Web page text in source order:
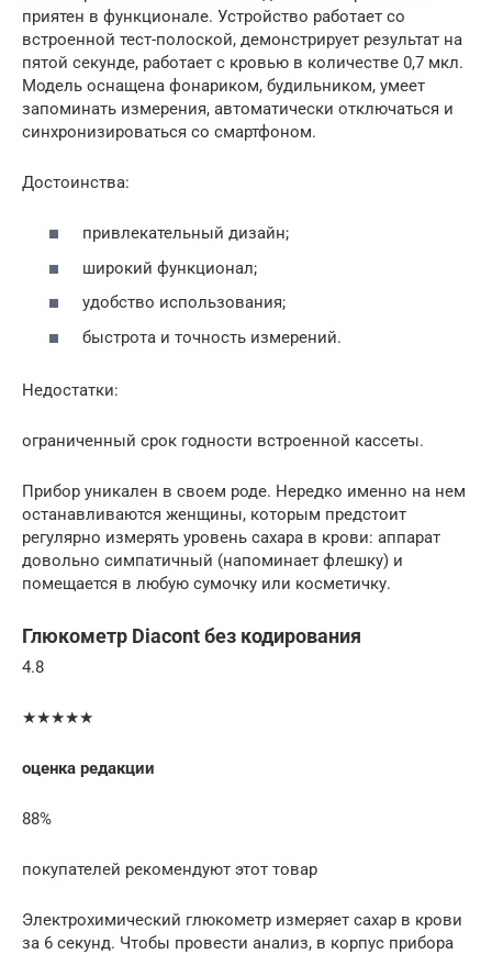
приятен в функционале. Устройство работает со
встроенной тест-полоской, демонстрирует результат на
пятой секунде, работает с кровью в количестве 0,7 мкл.
Модель оснащена фонариком, будильником, умеет
запоминать измерения, автоматически отключаться и
синхронизироваться со смартфоном.
Достоинства:
привлекательный дизайн;
широкий функционал;
удобство использования;
быстрота и точность измерений.
Недостатки:
ограниченный срок годности встроенной кассеты.
Прибор уникален в своем роде. Нередко именно на нем
останавливаются женщины, которым предстоит
регулярно измерять уровень сахара в крови: аппарат
довольно симпатичный (напоминает флешку) и
помещается в любую сумочку или косметичку.
Глюкометр Diacont без кодирования
4.8
★★★★★
оценка редакции
88%
покупателей рекомендуют этот товар
Электрохимический глюкометр измеряет сахар в крови
за 6 секунд. Чтобы провести анализ, в корпус прибора